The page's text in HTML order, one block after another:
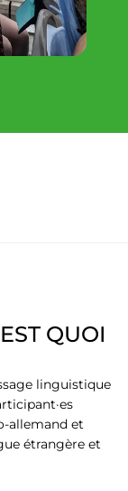
QUOI
linguistique
allemand et
étrangère et